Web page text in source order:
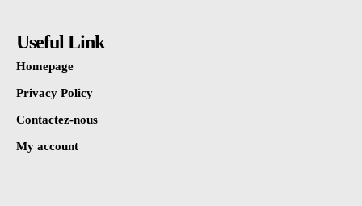
Useful Link
Homepage
Privacy Policy
Contactez-nous
My account